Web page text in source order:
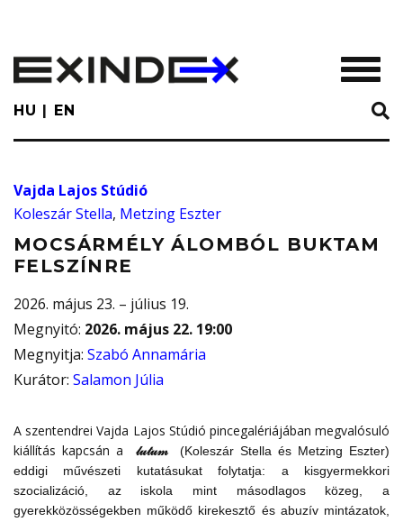
main
content
HU EN
Vajda Lajos Stúdió
Koleszár Stella, Metzing Eszter
MOCSÁRMÉLY ÁLOMBÓL BUKTAM
FELSZÍNRE
2026. május 23. – július 19.
Megnyitó: 2026. május 22. 19:00
Megnyitja: Szabó Annamária
Kurátor: Salamon Júlia
A szentendrei Vajda Lajos Stúdió pincegalériájában megvalósuló
kiállítás kapcsán a 𝓁𝓊𝓉𝓊𝓂
(Koleszár Stella és Metzing Eszter)
eddigi művészeti kutatásukat folytatja: a kisgyermekkori
szocializáció, az iskola mint másodlagos közeg, a
gyerekközösségekben működő kirekesztő és abuzív mintázatok,